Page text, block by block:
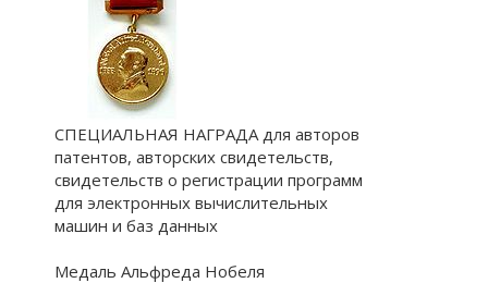
СПЕЦИАЛЬНАЯ НАГРАДА для авторов
патентов, авторских свидетельств,
свидетельств о регистрации программ
для электронных вычислительных
машин и баз данных
Медаль Альфреда Нобеля